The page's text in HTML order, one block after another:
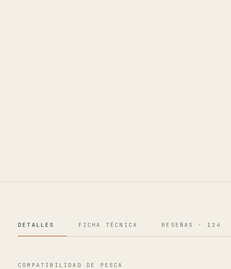
DETALLES FICHA TÉCNICA RESEÑAS · 124
COMPATIBILIDAD DE PESCA